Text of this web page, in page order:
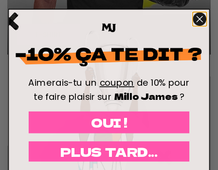
Aimerais-tu un coupon de 10% pour
te faire plaisir sur Millo James?
OUI !
PLUS TARD...